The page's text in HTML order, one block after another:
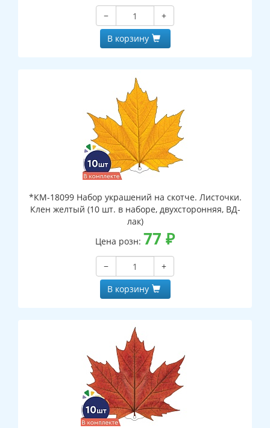
−
+
В корзину
*КМ-18099 Набор украшений на скотче. Листочки.
Клен желтый (10 шт. в наборе, двухсторонняя, ВД-
лак)
Цена розн: 77 ₽
−
+
В корзину